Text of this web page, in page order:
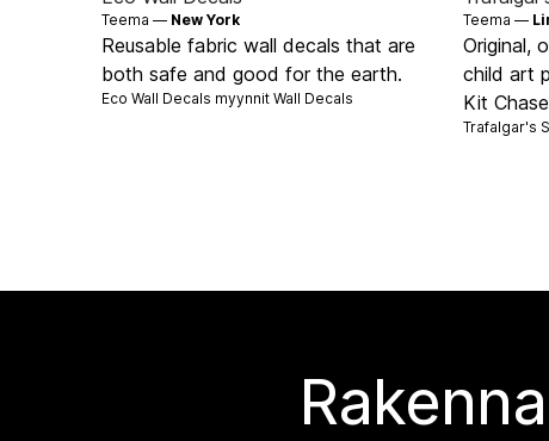
Teema — New York
Reusable fabric wall decals that are
both safe and good for the earth.
Eco Wall Decals myynnitWall Decals
Teema —
Original,
child art
Kit Chase
Trafalgar's